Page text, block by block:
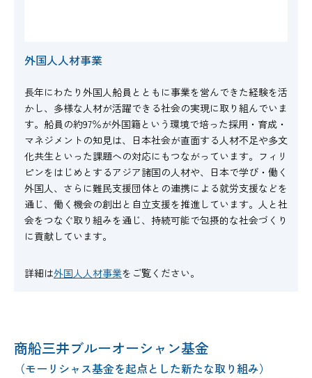
外国人人材事業
長年にわたり外国人船員とともに事業を営んできた経験を活
かし、多様な人材が活躍できる社会の実現に取り組んでいま
す。船員の約97％が外国籍という環境で培った採用・育成・
マネジメントの知見は、日本社会が直面する人材不足や多文
化共生といった課題への対応にもつながっています。フィリ
ピンをはじめとするアジア諸国の人材や、日本で学び・働く
外国人、さらに難民支援団体との連携による就労支援などを
通じ、働く機会の創出と自立支援を推進しています。人と社
会をつなぐ取り組みを通じ、持続可能で包摂的な社会づくり
に貢献しています。
詳細は外国人人材事業をご覧ください。
商船三井ブルーオーシャン基金
（モーリシャス基金を起点とした新たな取り組み）